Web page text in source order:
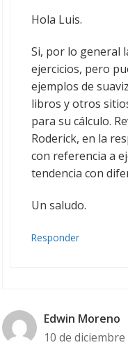
Hola Luis.
Si, por lo general
ejercicios, pero
ejemplos de
libros y otros
para su cálculo.
Roderick, en la
con referencia a
tendencia con
Un saludo.
Responder
Edwin Moreno
10 de